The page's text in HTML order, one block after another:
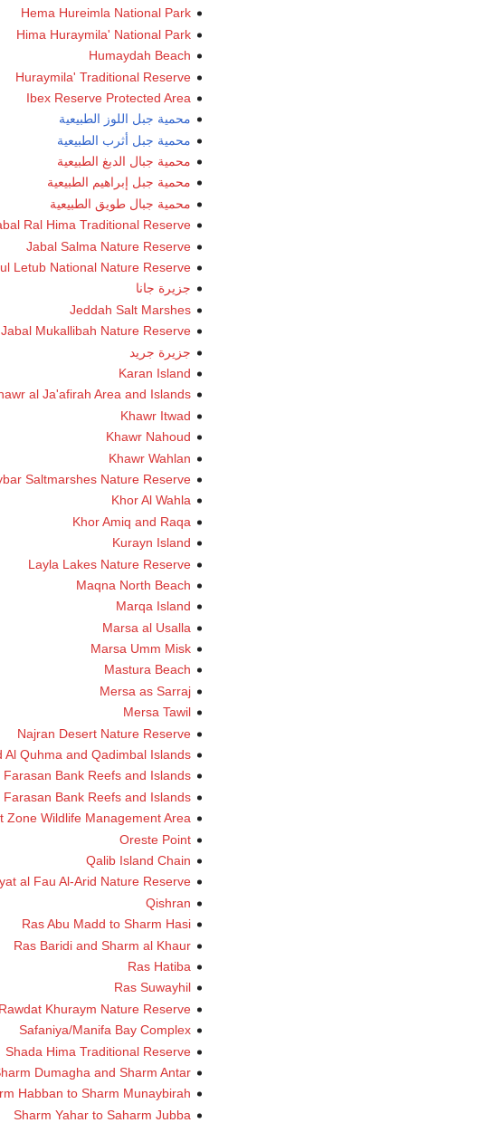
Hema Hureimla National Park
Hima Huraymila' National Park
Humaydah Beach
Huraymila' Traditional Reserve
Ibex Reserve Protected Area
محمية جبل اللوز الطبيعية
محمية جبل أثرب الطبيعية
محمية جبال الدبغ الطبيعية
محمية جبل إبراهيم الطبيعية
محمية جبال طويق الطبيعية
Ral Hima Traditional Reserve
Jabal Salma Nature Reserve
Letub National Nature Reserve
جزيرة جانا
Jeddah Salt Marshes
Mukallibah Nature Reserve
جزيرة جريد
Karan Island
al Ja'afirah Area and Islands
Khawr Itwad
Khawr Nahoud
Khawr Wahlan
Saltmarshes Nature Reserve
Khor Al Wahla
Khor Amiq and Raqa
Kurayn Island
Layla Lakes Nature Reserve
Maqna North Beach
Marqa Island
Marsa al Usalla
Marsa Umm Misk
Mastura Beach
Mersa as Sarraj
Mersa Tawil
Najran Desert Nature Reserve
Quhma and Qadimbal Islands
Farasan Bank Reefs and Islands
Farasan Bank Reefs and Islands
Zone Wildlife Management Area
Oreste Point
Qalib Island Chain
al Fau Al-Arid Nature Reserve
Qishran
Ras Abu Madd to Sharm Hasi
Ras Baridi and Sharm al Khaur
Ras Hatiba
Ras Suwayhil
Rawdat Khuraym Nature Reserve
Safaniya/Manifa Bay Complex
Shada Hima Traditional Reserve
Dumagha and Sharm Antar
Habban to Sharm Munaybirah
Sharm Yahar to Saharm Jubba